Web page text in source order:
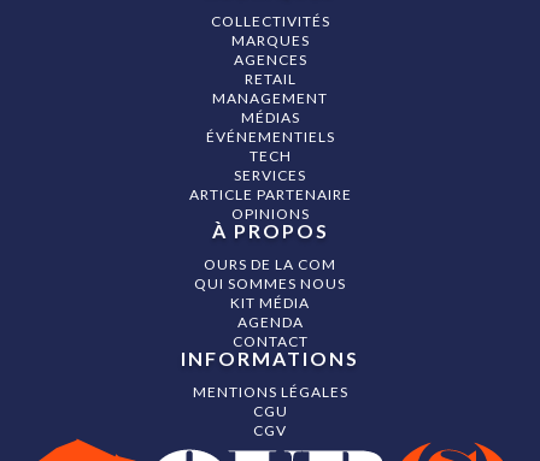
COLLECTIVITÉS
MARQUES
AGENCES
RETAIL
MANAGEMENT
MÉDIAS
ÉVÉNEMENTIELS
TECH
SERVICES
ARTICLE PARTENAIRE
OPINIONS
À PROPOS
OURS DE LA COM
QUI SOMMES NOUS
KIT MÉDIA
AGENDA
CONTACT
INFORMATIONS
MENTIONS LÉGALES
CGU
CGV